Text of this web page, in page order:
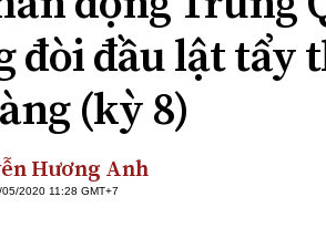
đòi đầu lật tẩy
(kỳ 8)
Hương Anh
2020 11:28 GMT+7